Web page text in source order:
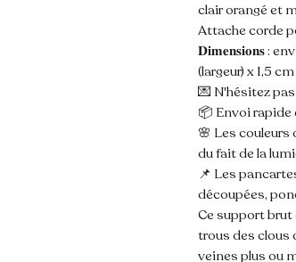
clair orangé et
Attache corde
𝐃𝐢𝐦𝐞𝐧𝐬𝐢𝐨𝐧𝐬 :
(largeur) x 1,5 cm
💌 N'hésitez
📦 Envoi rapide
🌸 Les
du fait de la
📌 Les
découpées,
Ce support
trous des clous
veines plus ou